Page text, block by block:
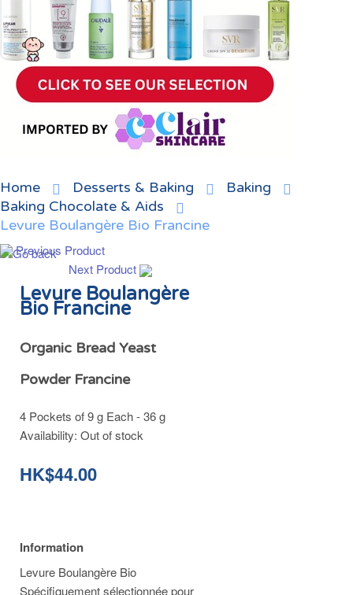
Home Desserts & Baking
Baking
Baking Chocolate & Aids
Levure Boulangère Bio Francine
Previous Product
Next Product
Levure Boulangère
Bio Francine
Organic Bread Yeast
Powder Francine
4 Pockets of 9 g Each - 36 g
Availability: Out of stock
HK$44.00
Information
Levure Boulangère Bio
Spécifiquement sélectionnée pour